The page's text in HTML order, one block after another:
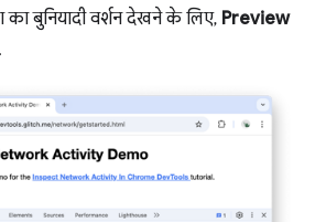
का बुनियादी वर्शन देखने के लिए, Preview